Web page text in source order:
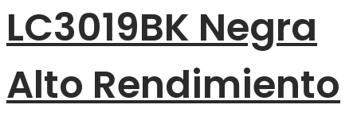
LC3019BK Negra
Alto Rendimiento